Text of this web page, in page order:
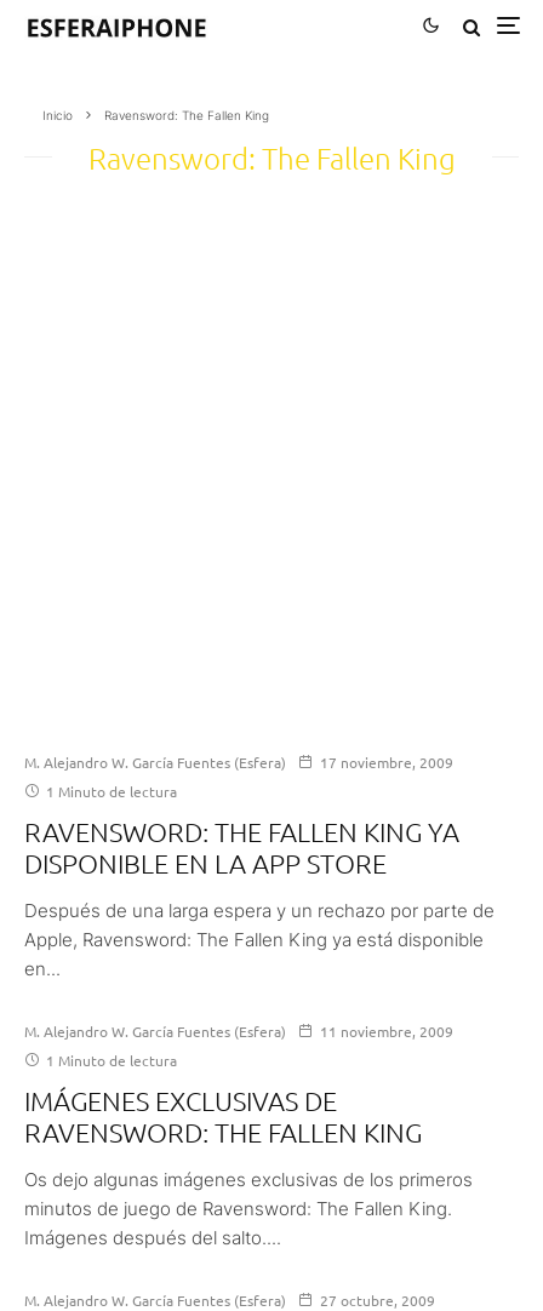
Inicio Ravensword: The Fallen King
Ravensword: The Fallen King
M. Alejandro W. García Fuentes (Esfera)
17 noviembre, 2009
1 Minuto de lectura
RAVENSWORD: THE FALLEN KING YA
DISPONIBLE EN LA APP STORE
Después de una larga espera y un rechazo por parte de
Apple, Ravensword: The Fallen King ya está disponible
en...
M. Alejandro W. García Fuentes (Esfera)
11 noviembre, 2009
1 Minuto de lectura
IMÁGENES EXCLUSIVAS DE
RAVENSWORD: THE FALLEN KING
Os dejo algunas imágenes exclusivas de los primeros
minutos de juego de Ravensword: The Fallen King.
Imágenes después del salto....
M. Alejandro W. García Fuentes (Esfera)
27 octubre, 2009